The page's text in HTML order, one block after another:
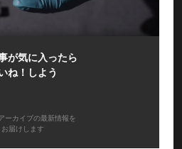
が気に入ったら
ね！しよう
ーカイブの最新情報を
お届けします